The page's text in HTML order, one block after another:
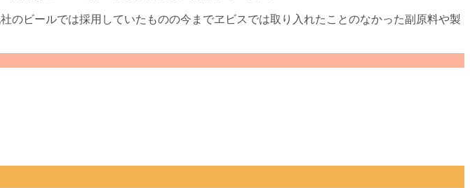
のビールでは採用していたものの今までヱビスでは取り入れたことのなかった副原料や製